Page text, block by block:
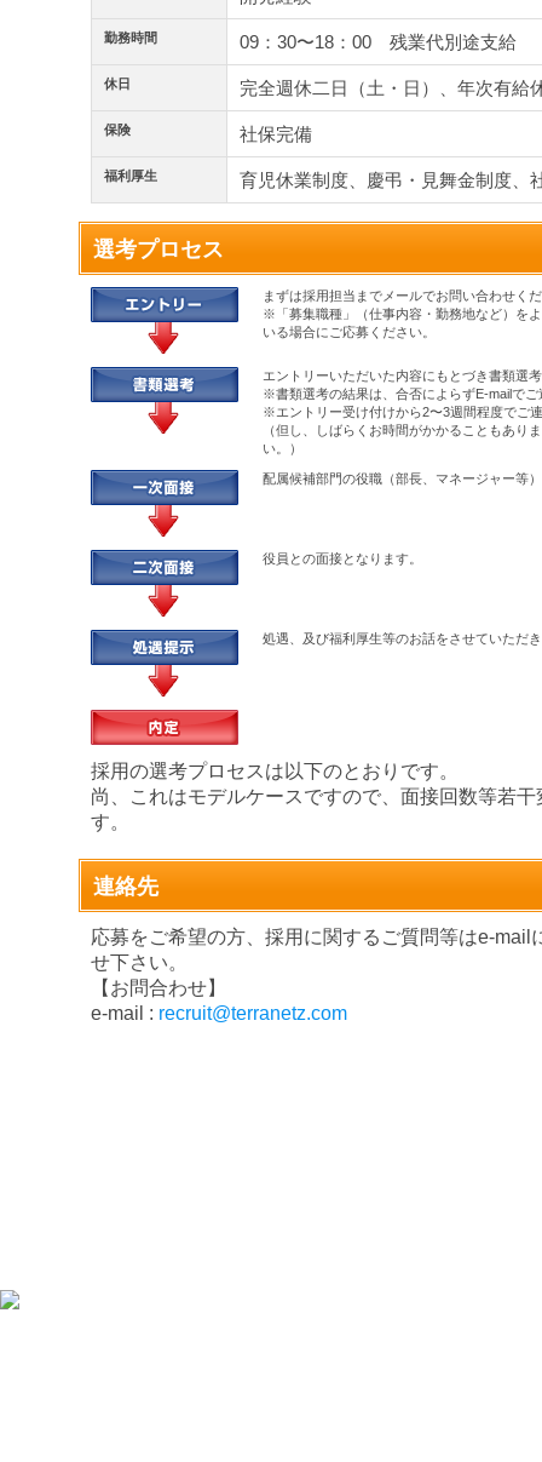
勤務時間 09：30〜18：00 残業代別途支給
休日 完全週休二日（土・日）、年次有給
保険 社保完備
福利厚生 育児休業制度、慶弔・見舞金制度、
選考プロセス
まずは採用担当までメールでお問い合わせく
※「募集職種」（仕事内容・勤務地など）を
いる場合にご応募ください。
エントリーいただいた内容にもとづき書類選
※書類選考の結果は、合否によらずE-mailでご
※エントリー受け付けから2〜3週間程度でご
（但し、しばらくお時間がかかることもあり
い。）
配属候補部門の役職（部長、マネージャー等
役員との面接となります。
処遇、及び福利厚生等のお話をさせていただ
採用の選考プロセスは以下のとおりです。
尚、これはモデルケースですので、面接回数等若
す。
連絡先
応募をご希望の方、採用に関するご質問等はe-mail
せ下さい。
【お問合わせ】
e-mail : recruit@terranetz.com